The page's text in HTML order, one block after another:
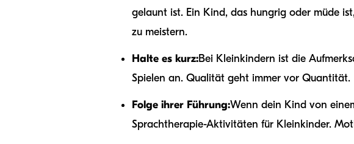
gelaunt ist. Ein Kind, das hungrig oder müde
zu meistern.
Halte es kurz:Bei Kleinkindern ist die
Spielen an. Qualität geht immer vor Quantität.
Folge ihrer Führung:Wenn dein Kind von
Sprachtherapie-Aktivitäten für Kleinkinder.